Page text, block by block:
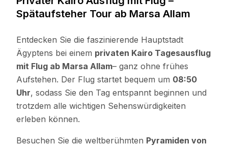
Spätaufsteher Tour ab Marsa Allam
Entdecken Sie die faszinierende Hauptstadt
Ägyptens bei einem privaten Kairo Tagesausflug
mit Flug ab Marsa Allam– ganz ohne frühes
Aufstehen. Der Flug startet bequem um 08:50
Uhr, sodass Sie den Tag entspannt beginnen und
trotzdem alle wichtigen Sehenswürdigkeiten
erleben können.
Besuchen Sie die weltberühmten Pyramiden von